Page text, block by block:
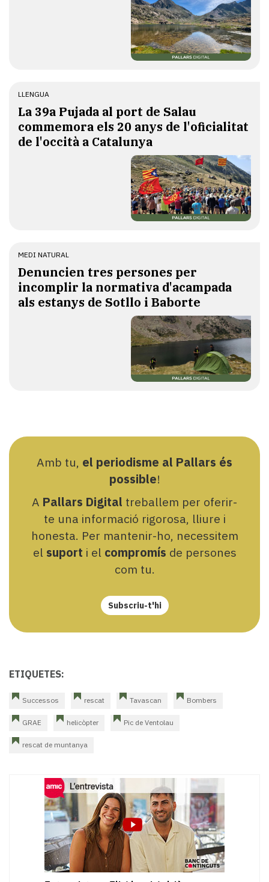
LLENGUA
​La 39a Pujada al port de Salau
commemora els 20 anys de l'oficialitat
de l'occità a Catalunya
MEDI NATURAL
Denuncien tres persones per
incomplir la normativa d'acampada
als estanys de Sotllo i Baborte
Amb tu, el periodisme al Pallars és
possible!
A Pallars Digital treballem per oferir-
te una informació rigorosa, lliure i
honesta. Per mantenir-ho, necessitem
el suport i el compromís de persones
com tu.
Subscriu-t'hi
ETIQUETES:
Successos rescat Tavascan Bombers
GRAE helicòpter Pic de Ventolau
rescat de muntanya